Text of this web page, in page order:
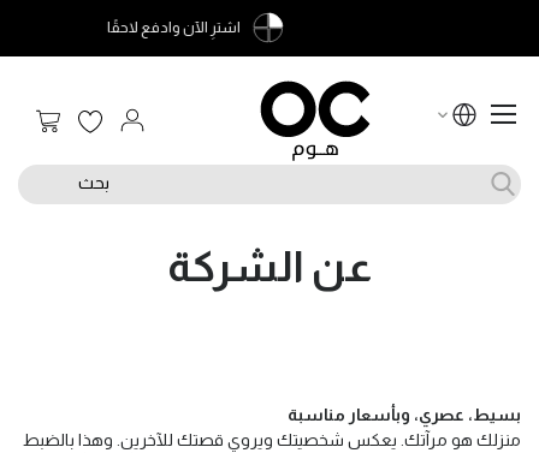
التوصيل والتركيب مجاني
سلة
بحث
عن الشركة
بسيط، عصري، وبأسعار مناسبة
منزلك هو مرآتك. يعكس شخصيتك ويروي قصتك للآخرين. وهذا بالضبط